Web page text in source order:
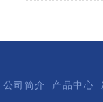
公司简介 产品中心